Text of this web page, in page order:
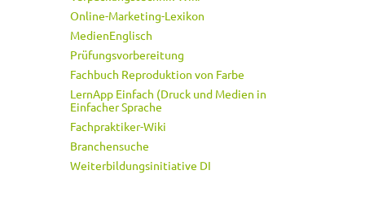
Online-Marketing-Lexikon
MedienEnglisch
Prüfungsvorbereitung
Fachbuch Reproduktion von Farbe
LernApp Einfach (Druck und Medien in
Einfacher Sprache
Fachpraktiker-Wiki
Branchensuche
Weiterbildungsinitiative DI